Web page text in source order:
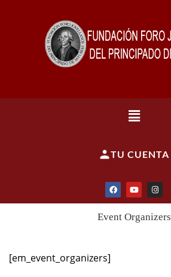
TU CUENTA
Event Organizers
[em_event_organizers]